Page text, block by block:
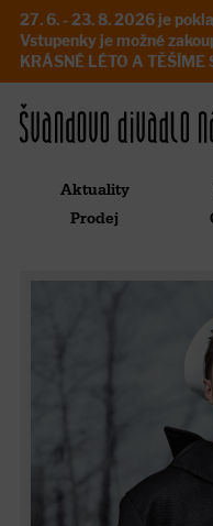
27. 6. - 23. 8. 2026 je
Vstupenky je možné
KRÁSNÉ LÉTO A TĚŠÍME
Aktuality
Prodej